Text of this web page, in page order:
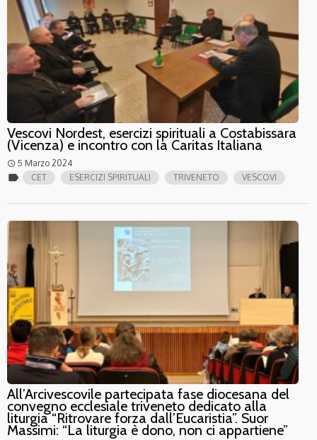
Vescovi Nordest, esercizi spirituali a Costabissara
(Vicenza) e incontro con la Caritas Italiana
access_time 5 Marzo 2024
label CET ESERCIZI SPIRITUALI TRIVENETO VESCOVI
All’Arcivescovile partecipata fase diocesana del
convegno ecclesiale triveneto dedicato alla
liturgia “Ritrovare forza dall’Eucaristia”. Suor
Massimi: “La liturgia è dono, non ci appartiene”